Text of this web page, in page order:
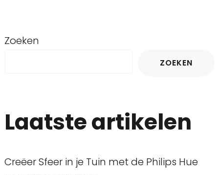
Zoeken
ZOEKEN
Laatste artikelen
Creëer Sfeer in je Tuin met de Philips Hue